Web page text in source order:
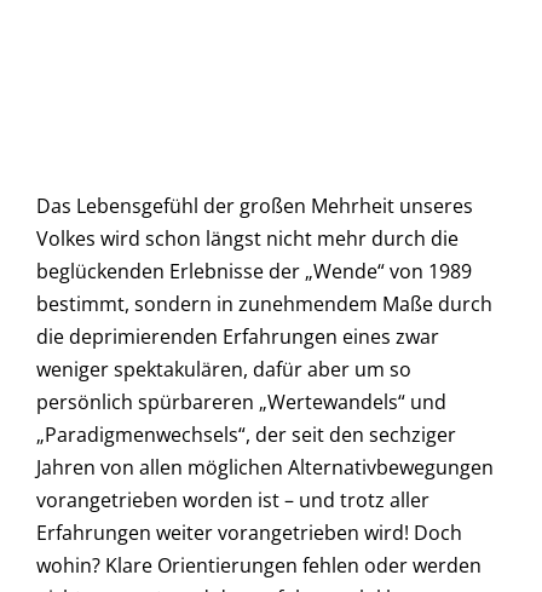
Das Lebensgefühl der großen Mehrheit unseres
Volkes wird schon längst nicht mehr durch die
beglückenden Erlebnisse der „Wende“ von 1989
bestimmt, sondern in zunehmendem Maße durch
die deprimierenden Erfahrungen eines zwar
weniger spektakulären, dafür aber um so
persönlich spürbareren „Wertewandels“ und
„Paradigmenwechsels“, der seit den sechziger
Jahren von allen möglichen Alternativbewegungen
vorangetrieben worden ist – und trotz aller
Erfahrungen weiter vorangetrieben wird! Doch
wohin? Klare Orientierungen fehlen oder werden